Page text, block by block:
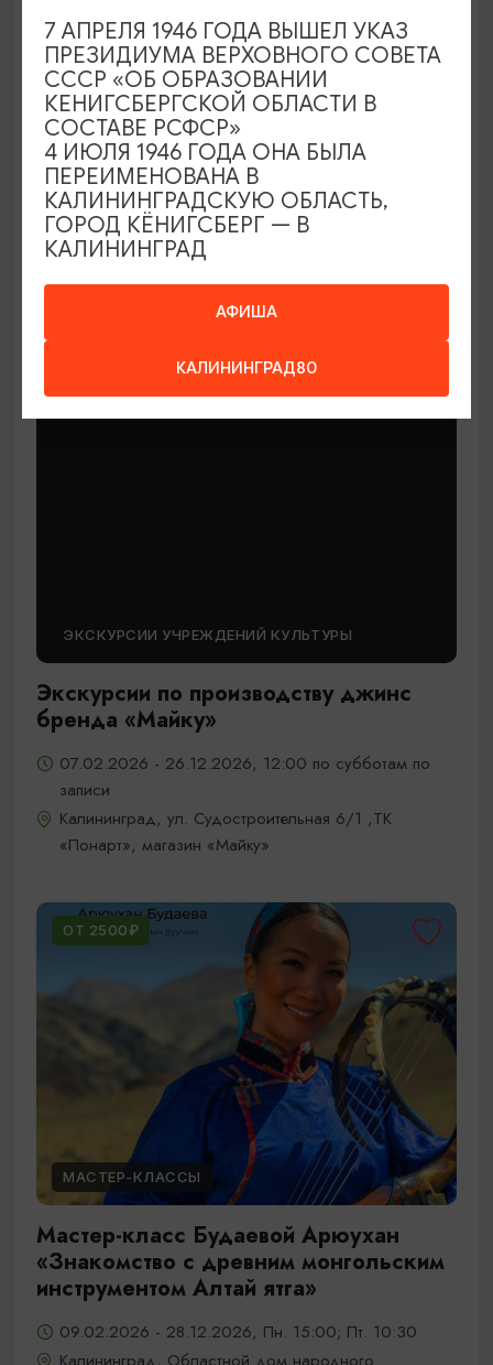
МАСТЕР-КЛАССЫ
Мастер-классы по керамике Елены
Бодяковой
Калининград, ул. Баранова, 45
ЭКСКУРСИИ УЧРЕЖДЕНИЙ КУЛЬТУРЫ
Экскурсии по производству джинс
бренда «Майку»
07.02.2026 - 26.12.2026, 12:00 по субботам по
записи
Калининград, ул. Судостроительная 6/1 ,ТК
«Понарт», магазин «Майку»
ОТ 2500₽
МАСТЕР-КЛАССЫ
Мастер-класс Будаевой Арюухан
«Знакомство с древним монгольским
инструментом Алтай ятга»
09.02.2026 - 28.12.2026, Пн. 15:00; Пт. 10:30
АФИША
КАЛИНИНГРАД80
7 АПРЕЛЯ 1946 ГОДА ВЫШЕЛ УКАЗ
ПРЕЗИДИУМА ВЕРХОВНОГО СОВЕТА
СССР «ОБ ОБРАЗОВАНИИ
КЕНИГСБЕРГСКОЙ ОБЛАСТИ В
СОСТАВЕ РСФСР»
4 ИЮЛЯ 1946 ГОДА ОНА БЫЛА
ПЕРЕИМЕНОВАНА В
КАЛИНИНГРАДСКУЮ ОБЛАСТЬ,
ГОРОД КЁНИГСБЕРГ — В
КАЛИНИНГРАД